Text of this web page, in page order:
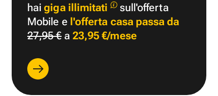
haigiga illimitati
sull'offerta
Mobile e l'offerta casa passa da
27,95 €a 23,95 €/mese